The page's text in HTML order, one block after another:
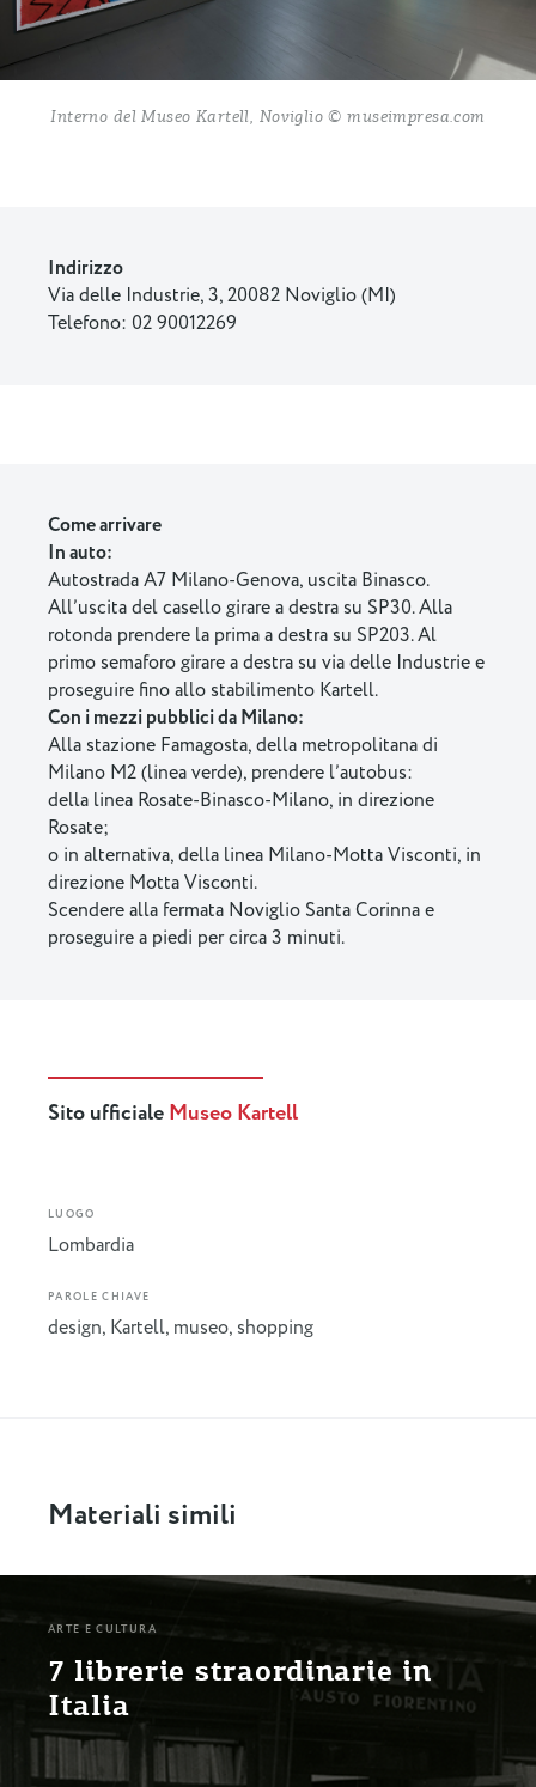
Interno del Museo Kartell, Noviglio © museimpresa.com
Indirizzo
Via delle Industrie, 3, 20082 Noviglio (MI)
Telefono: 02 90012269
Come arrivare
In auto:
Autostrada A7 Milano-Genova, uscita Binasco.
All’uscita del casello girare a destra su SP30. Alla
rotonda prendere la prima a destra su SP203. Al
primo semaforo girare a destra su via delle Industrie e
proseguire fino allo stabilimento Kartell.
Con i mezzi pubblici da Milano:
Alla stazione Famagosta, della metropolitana di
Milano M2 (linea verde), prendere l’autobus:
della linea Rosate-Binasco-Milano, in direzione
Rosate;
o in alternativa, della linea Milano-Motta Visconti, in
direzione Motta Visconti.
Scendere alla fermata Noviglio Santa Corinna e
proseguire a piedi per circa 3 minuti.
Sito ufficialeMuseo Kartell
LUOGO
Lombardia
PAROLE CHIAVE
design, Kartell, museo, shopping
Materiali simili
ARTE E CULTURA
7 librerie straordinarie in
Italia